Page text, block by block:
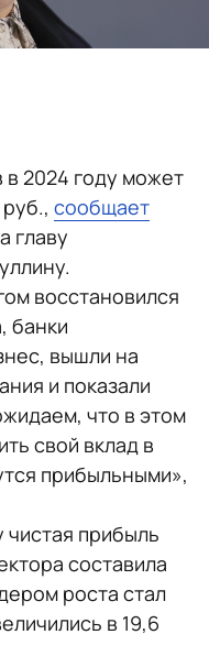
в 2024 году может
сообщает
главу
восстановился
банки
вышли на
и показали
что в этом
свой вклад в
прибыльными»,
чистая прибыль
составила
роста стал
в 19,6